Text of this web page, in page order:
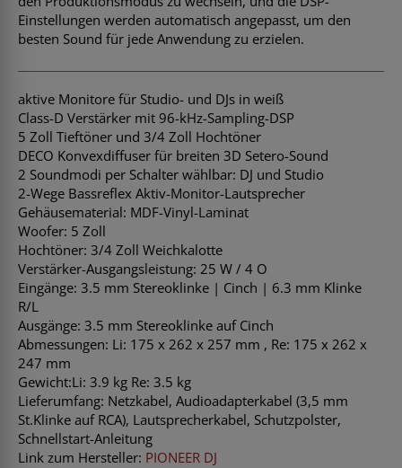
Einstellungen werden automatisch angepasst, um den
besten Sound für jede Anwendung zu erzielen.
aktive Monitore für Studio- und DJs in weiß
Class-D Verstärker mit 96-kHz-Sampling-DSP
5 Zoll Tieftöner und 3/4 Zoll Hochtöner
DECO Konvexdiffuser für breiten 3D Setero-Sound
2 Soundmodi per Schalter wählbar: DJ und Studio
2-Wege Bassreflex Aktiv-Monitor-Lautsprecher
Gehäusematerial: MDF-Vinyl-Laminat
Woofer: 5 Zoll
Hochtöner: 3/4 Zoll Weichkalotte
Verstärker-Ausgangsleistung: 25 W / 4 O
Eingänge: 3.5 mm Stereoklinke | Cinch | 6.3 mm Klinke
R/L
Ausgänge: 3.5 mm Stereoklinke auf Cinch
Abmessungen: Li: 175 x 262 x 257 mm , Re: 175 x 262 x
247 mm
Gewicht:Li: 3.9 kg Re: 3.5 kg
Lieferumfang: Netzkabel, Audioadapterkabel (3,5 mm
St.Klinke auf RCA), Lautsprecherkabel, Schutzpolster,
Schnellstart-Anleitung
Link zum Hersteller: PIONEER DJ